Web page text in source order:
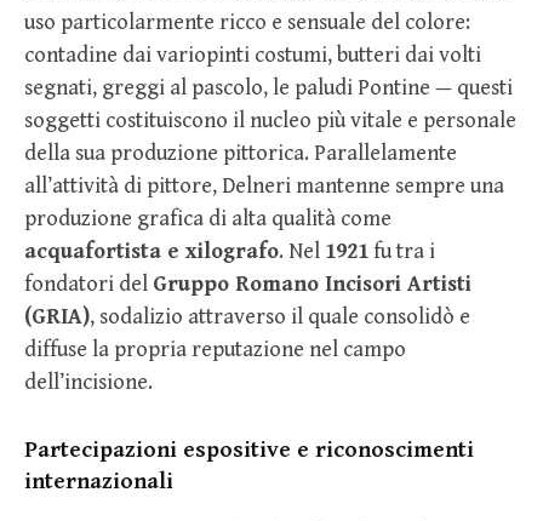
uso particolarmente ricco e sensuale del colore:
contadine dai variopinti costumi, butteri dai volti
segnati, greggi al pascolo, le paludi Pontine — questi
soggetti costituiscono il nucleo più vitale e personale
della sua produzione pittorica. Parallelamente
all’attività di pittore, Delneri mantenne sempre una
produzione grafica di alta qualità come
acquafortista e xilografo. Nel 1921fu tra i
fondatori del Gruppo Romano Incisori Artisti
(GRIA), sodalizio attraverso il quale consolidò e
diffuse la propria reputazione nel campo
dell’incisione.
Partecipazioni espositive e riconoscimenti
internazionali